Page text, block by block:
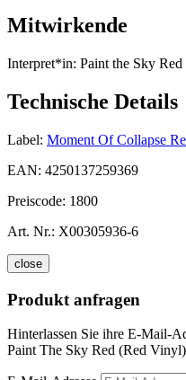
Mitwirkende
Interpret*in: Paint the Sky Red
Technische Details
Label: Moment Of Collapse
EAN: 4250137259369
Preiscode: 1800
Art. Nr.: X00305936-6
close
Produkt anfragen
Hinterlassen Sie ihre E-Mail-
Paint The Sky Red (Red